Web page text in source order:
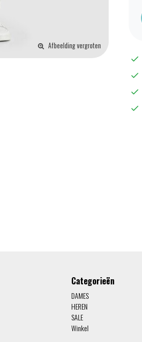
Afbeelding vergroten
Categorieën
DAMES
HEREN
SALE
Winkel